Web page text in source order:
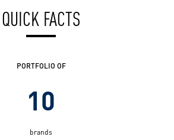
QUICK FACTS
PORTFOLIO OF
10
brands